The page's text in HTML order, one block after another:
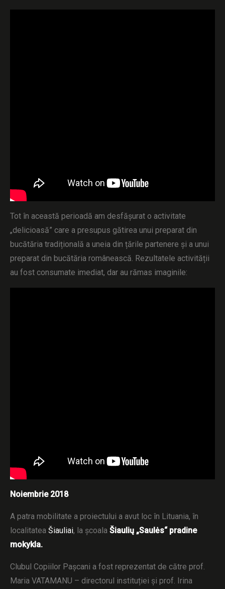
Tot în această perioadă am desfășurat o activitate
„delicioasă” care a presupus gătirea unui preparat din
bucătăria tradițională a uneia din țările partenere și a unui
preparat din bucătăria românească. Rezultatele activității
au fost consumate imediat, dar au rămas imaginile:
Noiembrie 2018
A patra mobilitate a proiectului a avut loc în Lituania, în
localitatea Šiauliai, la școala Šiaulių „Saulės“ pradine
mokykla.
Clubul Copiilor Pașcani a fost reprezentat de către prof.
Maria VATAMANU – directorul instituției și prof. Irina